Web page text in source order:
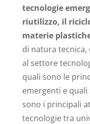
tecnologie
riutilizzo, il
materie
di natura tecnica,
al settore
quali sono le
emergenti e
sono i principali
tecnologie tra